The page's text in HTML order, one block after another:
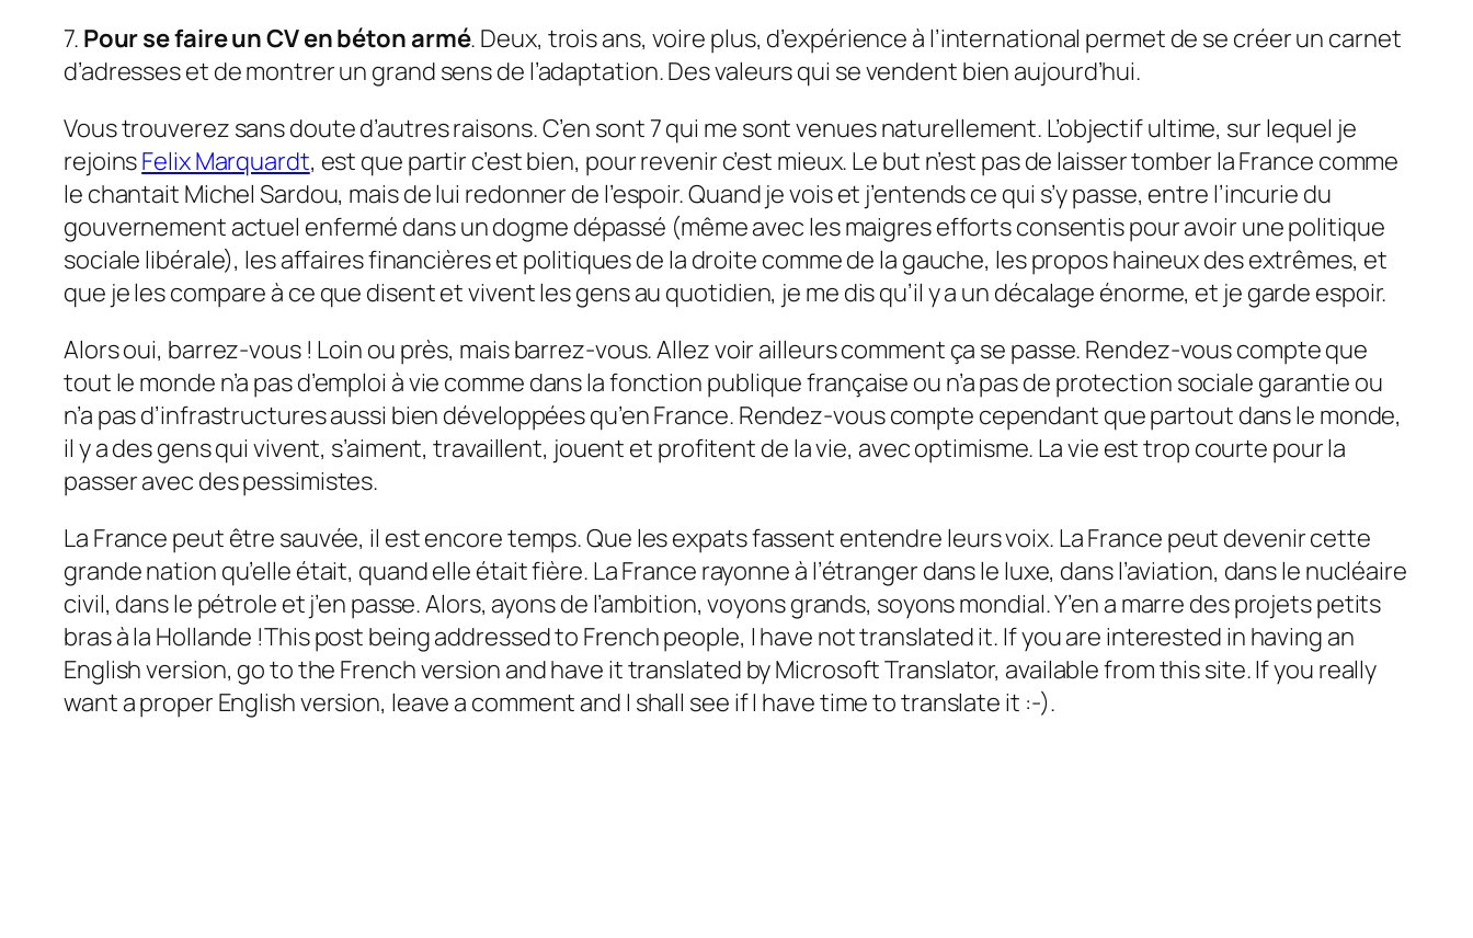
7. Pour se faire un CV en béton armé. Deux, trois ans, voire plus, d’expérience à l’international permet de se créer un carnet
d’adresses et de montrer un grand sens de l’adaptation. Des valeurs qui se vendent bien aujourd’hui.
Vous trouverez sans doute d’autres raisons. C’en sont 7 qui me sont venues naturellement. L’objectif ultime, sur lequel je
rejoinsFelix Marquardt, est que partir c’est bien, pour revenir c’est mieux. Le but n’est pas de laisser tomber la France comme
le chantait Michel Sardou, mais de lui redonner de l’espoir. Quand je vois et j’entends ce qui s’y passe, entre l’incurie du
gouvernement actuel enfermé dans un dogme dépassé (même avec les maigres efforts consentis pour avoir une politique
sociale libérale), les affaires financières et politiques de la droite comme de la gauche, les propos haineux des extrêmes, et
que je les compare à ce que disent et vivent les gens au quotidien, je me dis qu’il y a un décalage énorme, et je garde espoir.
Alors oui, barrez-vous ! Loin ou près, mais barrez-vous. Allez voir ailleurs comment ça se passe. Rendez-vous compte que
tout le monde n’a pas d’emploi à vie comme dans la fonction publique française ou n’a pas de protection sociale garantie ou
n’a pas d’infrastructures aussi bien développées qu’en France. Rendez-vous compte cependant que partout dans le monde,
il y a des gens qui vivent, s’aiment, travaillent, jouent et profitent de la vie, avec optimisme. La vie est trop courte pour la
passer avec des pessimistes.
La France peut être sauvée, il est encore temps. Que les expats fassent entendre leurs voix. La France peut devenir cette
grande nation qu’elle était, quand elle était fière. La France rayonne à l’étranger dans le luxe, dans l’aviation, dans le nucléaire
civil, dans le pétrole et j’en passe. Alors, ayons de l’ambition, voyons grands, soyons mondial. Y’en a marre des projets petits
bras à la Hollande !This post being addressed to French people, I have not translated it. If you are interested in having an
English version, go to the French version and have it translated by Microsoft Translator, available from this site. If you really
want a proper English version, leave a comment and I shall see if I have time to translate it :-).